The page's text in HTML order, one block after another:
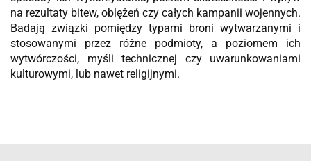
na rezultaty bitew, oblężeń czy całych kampanii wojennych.
Badają związki pomiędzy typami broni wytwarzanymi i
stosowanymi przez różne podmioty, a poziomem ich
wytwórczości, myśli technicznej czy uwarunkowaniami
kulturowymi, lub nawet religijnymi.